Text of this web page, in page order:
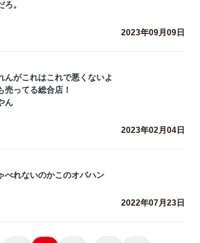
。
2023年09月09日
んがこれはこれで悪くないよ
売ってる総合店！
ん
2023年02月04日
べれないのかこのオバハン
2022年07月23日